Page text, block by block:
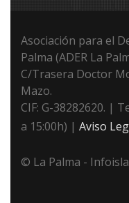
Asociación para el
Palma (ADER La
C/Trasera Doctor
Mazo.
CIF: G-38282620. |
a 15:00h) | Aviso
© La Palma -